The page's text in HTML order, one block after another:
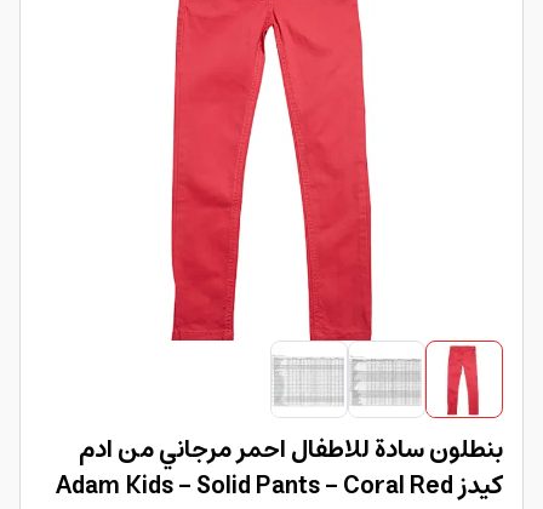
بنطلون سادة للاطفال احمر مرجاني من ادم
كيدز Adam Kids - Solid Pants - Coral Red